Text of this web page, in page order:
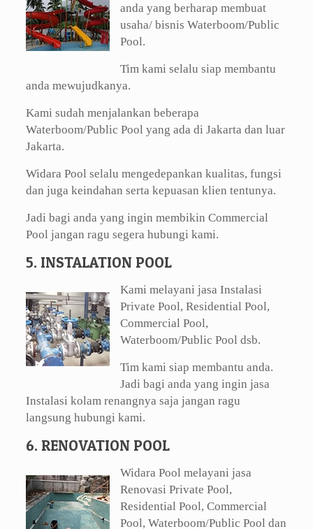
anda yang berharap membuat
usaha/ bisnis Waterboom/Public
Pool.
Tim kami selalu siap membantu
anda mewujudkanya.
Kami sudah menjalankan beberapa
Waterboom/Public Pool yang ada di Jakarta dan luar
Jakarta.
Widara Pool selalu mengedepankan kualitas, fungsi
dan juga keindahan serta kepuasan klien tentunya.
Jadi bagi anda yang ingin membikin Commercial
Pool jangan ragu segera hubungi kami.
5. INSTALATION POOL
Kami melayani jasa Instalasi
Private Pool, Residential Pool,
Commercial Pool,
Waterboom/Public Pool dsb.
Tim kami siap membantu anda.
Jadi bagi anda yang ingin jasa
Instalasi kolam renangnya saja jangan ragu
langsung hubungi kami.
6. RENOVATION POOL
Widara Pool melayani jasa
Renovasi Private Pool,
Residential Pool, Commercial
Pool, Waterboom/Public Pool dan